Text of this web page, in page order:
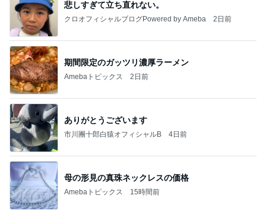
悲しすぎて立ち直れない。
クロオフィシャルブログPowered by Ameba 2日前
期間限定のガッツリ濃厚ラーメン
Amebaトピックス 2日前
ありがとうございます
市川團十郎白猿オフィシャルB 4日前
母の形見の真珠ネックレスの価格
Amebaトピックス 15時間前